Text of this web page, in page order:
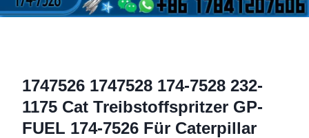
1747526 1747528 174-7528 232-
1175 Cat Treibstoffspritzer GP-
FUEL 174-7526 Für Caterpillar